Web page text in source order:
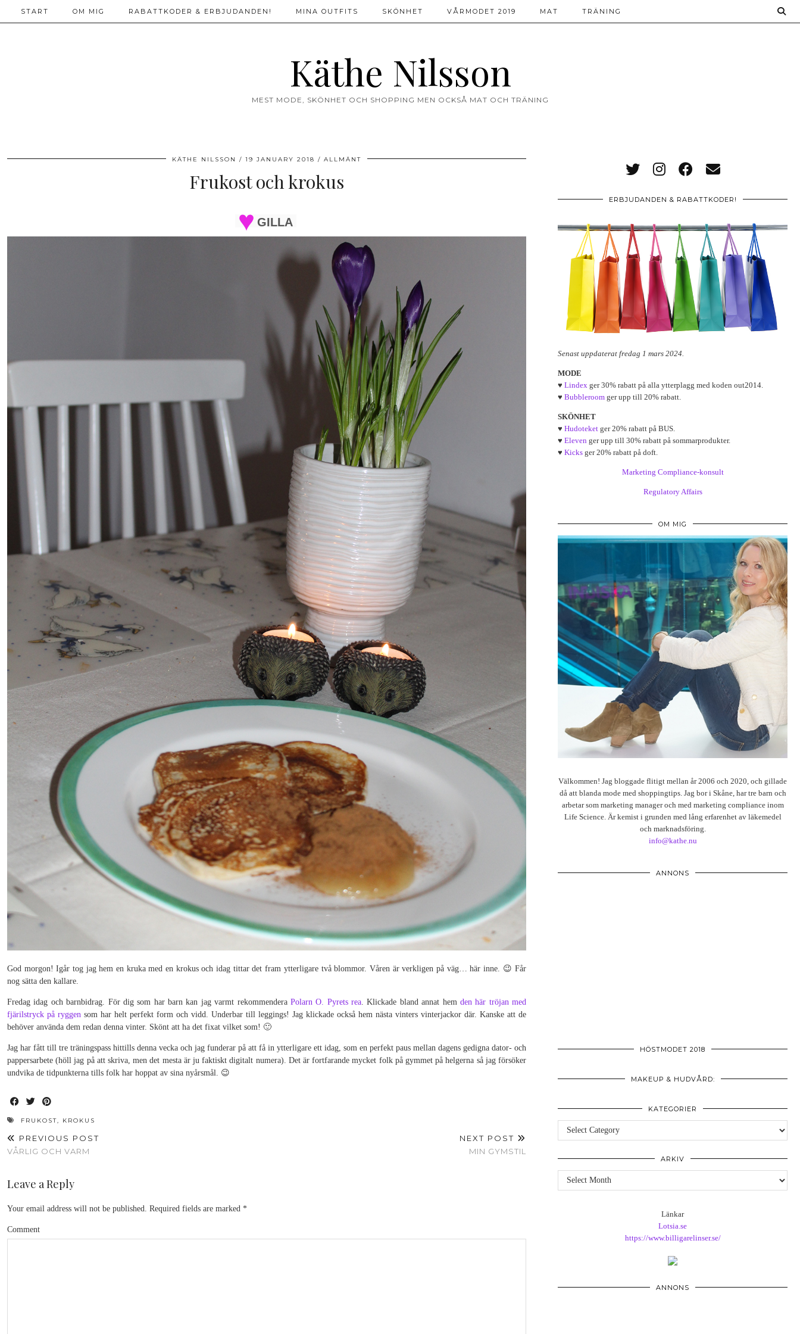
Käthe Nilsson
MEST MODE, SKÖNHET OCH SHOPPING MEN OCKSÅ MAT OCH TRÄNING
START OM MIG RABATTKODER & ERBJUDANDEN! MINA OUTFITS SKÖNHET VÅRMODET 2019 MAT TRÄNING
KÄTHE NILSSON 19 JANUARY 2018 ALLMÄNT
Frukost och krokus
GILLA
God morgon! Igår tog jag hem en kruka med en krokus och idag tittar det fram ytterligare två blommor. Våren är verkligen på väg… här inne. 😉 Får
nog sätta den kallare.
Fredag idag och barnbidrag. För dig som har barn kan jag varmt rekommendera Polarn O. Pyrets rea. Klickade bland annat hem den här tröjan med
fjärilstryck på ryggen som har helt perfekt form och vidd. Underbar till leggings! Jag klickade också hem nästa vinters vinterjackor där. Kanske att de
behöver använda dem redan denna vinter. Skönt att ha det fixat vilket som! 🙂
Jag har fått till tre träningspass hittills denna vecka och jag funderar på att få in ytterligare ett idag, som en perfekt paus mellan dagens gedigna dator- och
pappersarbete (höll jag på att skriva, men det mesta är ju faktiskt digitalt numera). Det är fortfarande mycket folk på gymmet på helgerna så jag försöker
undvika de tidpunkterna tills folk har hoppat av sina nyårsmål. 😉
FRUKOST, KROKUS
PREVIOUS POST
VÅRLIG OCH VARM
NEXT POST
MIN GYMSTIL
Leave a Reply
Your email address will not be published. Required fields are marked *
Comment
ERBJUDANDEN & RABATTKODER!
Senast uppdaterat fredag 1 mars 2024.
MODE
♥ Lindex ger 30% rabatt på alla ytterplagg med koden out2014.
♥ Bubbleroom ger upp till 20% rabatt.
SKÖNHET
♥ Hudoteket ger 20% rabatt på BUS.
♥ Eleven ger upp till 30% rabatt på sommarprodukter.
♥ Kicks ger 20% rabatt på doft.
Marketing Compliance-konsult
Regulatory Affairs
OM MIG
Välkommen! Jag bloggade flitigt mellan år 2006 och 2020, och gillade
då att blanda mode med shoppingtips. Jag bor i Skåne, har tre barn och
arbetar som marketing manager och med marketing compliance inom
Life Science. Är kemist i grunden med lång erfarenhet av läkemedel
och marknadsföring.
info@kathe.nu
ANNONS
HÖSTMODET 2018
MAKEUP & HUDVÅRD:
KATEGORIER
Kategorier
ARKIV
Arkiv
Länkar
Lotsia.se
https://www.billigarelinser.se/
ANNONS